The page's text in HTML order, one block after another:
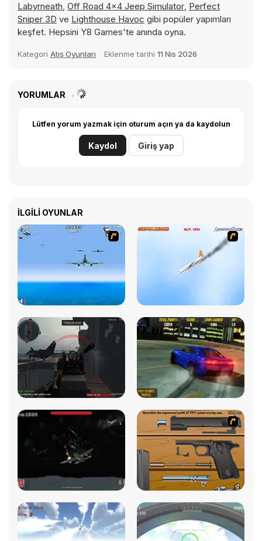
Labyrneath, Off Road 4x4 Jeep Simulator, Perfect
Sniper 3D ve Lighthouse Havoc gibi popüler yapımları
keşfet. Hepsini Y8 Games'te anında oyna.
Kategori Atış Oyunları Eklenme tarihi 11 Nis 2026
YORUMLAR
Lütfen yorum yazmak için oturum açın ya da kaydolun
Kaydol Giriş yap
İLGILI OYUNLAR